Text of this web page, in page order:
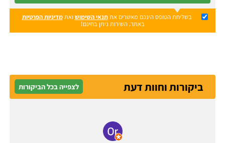
בשליחת הטופס הינכם מאשרים אתתנאי השימוש ואתמדיניות הפרטיות
באתר. השירות ניתן בחינם!
ביקורות וחוות דעת לצפייה בכל הביקורות